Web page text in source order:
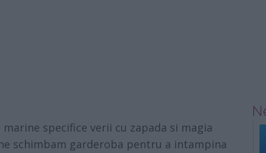
specifice verii cu zapada si magia
schimbam garderoba pentru a intampina